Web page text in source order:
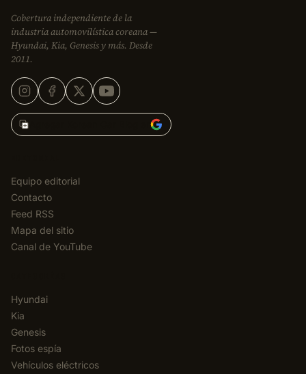
Cobertura independiente de la
industria automovilística coreana —
Hyundai, Kia, Genesis y más. Desde
2011.
Agregar Korean Car Blog en
Equipo editorial
Contacto
Feed RSS
Mapa del sitio
Canal de YouTube
Hyundai
Kia
Genesis
Fotos espía
Vehículos eléctricos